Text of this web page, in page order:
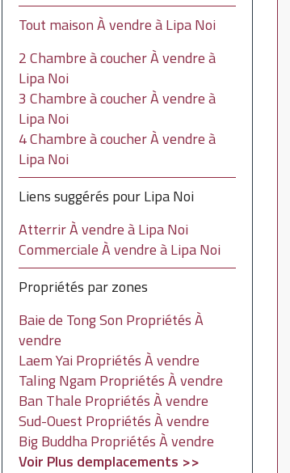
Tout maison À vendre à Lipa Noi
2 Chambre à coucher À vendre à
Lipa Noi
3 Chambre à coucher À vendre à
Lipa Noi
4 Chambre à coucher À vendre à
Lipa Noi
Liens suggérés pour Lipa Noi
Atterrir À vendre à Lipa Noi
Commerciale À vendre à Lipa Noi
Propriétés par zones
Baie de Tong Son Propriétés À
vendre
Laem Yai Propriétés À vendre
Taling Ngam Propriétés À vendre
Ban Thale Propriétés À vendre
Sud-Ouest Propriétés À vendre
Big Buddha Propriétés À vendre
Voir Plus demplacements >>